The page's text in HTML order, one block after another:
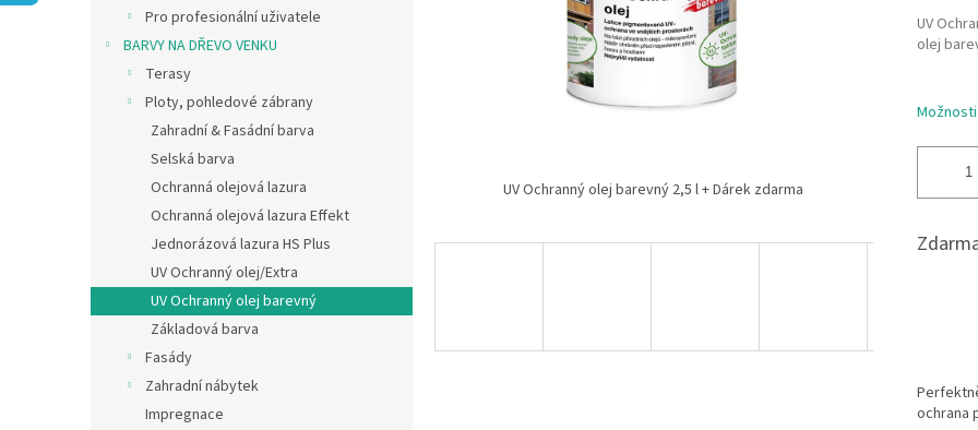
Pro profesionální uživatele
BARVY NA DŘEVO VENKU
Terasy
Ploty, pohledové zábrany
Zahradní & Fasádní barva
Selská barva
Ochranná olejová lazura
Ochranná olejová lazura Effekt
Jednorázová lazura HS Plus
UV Ochranný olej/Extra
UV Ochranný olej barevný
Základová barva
Fasády
Zahradní nábytek
Impregnace
UV Ochranný olej barevný 2,5 l + Dárek zdarma
UV
olej
ochrana